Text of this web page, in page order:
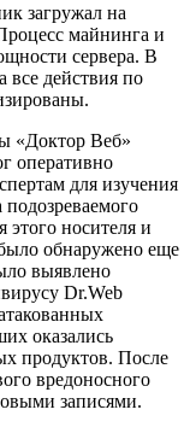
загружал на
майнинга и
сервера. В
все действия по
«Доктор Веб»
оперативно
для изучения
этого носителя и
обнаружено еще
выявлено
Dr.Web
оказались
продуктов. После
вредоносного
записями.